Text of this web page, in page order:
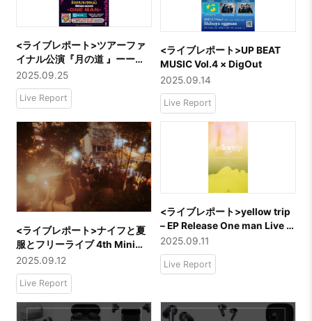
<ライブレポート>ツアーファ
イナル公演『月の道 』ーー
Wisteria
2025.09.25
Live Report
<ライブレポート>UP BEAT
MUSIC Vol.4 × DigOut
2025.09.14
Live Report
<ライブレポート>ナイフと夏
服とフリーライブ 4th Mini
Album「ナイフ」フリーライ
ブーーオレンジスパイニクラ
ブ
2025.09.12
Live Report
<ライブレポート>yellow trip
– EP Release One man Live &
“The Highlight” Exhibitionー
ーmaot
2025.09.11
Live Report